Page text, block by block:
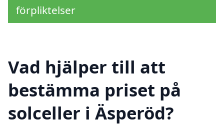
förpliktelser
Vad hjälper till att
bestämma priset på
solceller i Äsperöd?